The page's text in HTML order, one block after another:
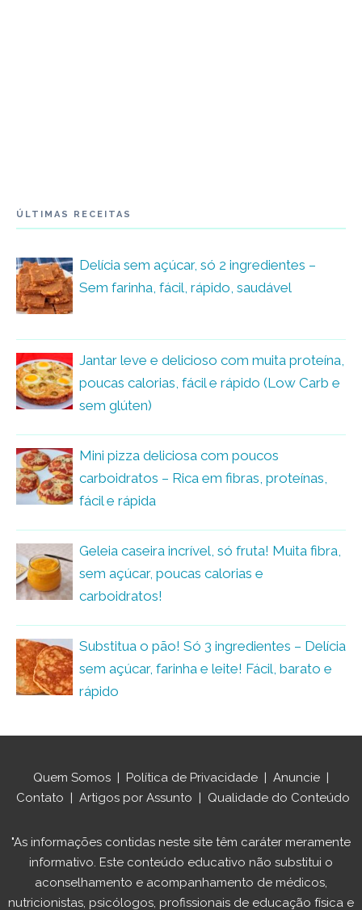
ÚLTIMAS RECEITAS
Delícia sem açúcar, só 2 ingredientes –
Sem farinha, fácil, rápido, saudável
Jantar leve e delicioso com muita proteína,
poucas calorias, fácil e rápido (Low Carb e
sem glúten)
Mini pizza deliciosa com poucos
carboidratos – Rica em fibras, proteínas,
fácil e rápida
Geleia caseira incrível, só fruta! Muita fibra,
sem açúcar, poucas calorias e
carboidratos!
Substitua o pão! Só 3 ingredientes – Delícia
sem açúcar, farinha e leite! Fácil, barato e
rápido
Quem Somos | Política de Privacidade | Anuncie |
Contato | Artigos por Assunto | Qualidade do Conteúdo
"As informações contidas neste site têm caráter meramente
informativo. Este conteúdo educativo não substitui o
aconselhamento e acompanhamento de médicos,
nutricionistas, psicólogos, profissionais de educação física e